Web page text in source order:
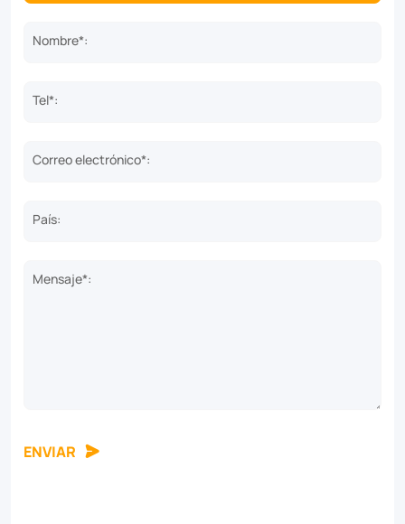
Nombre*:
Tel*:
Correo electrónico*:
País:
Mensaje*:
ENVIAR